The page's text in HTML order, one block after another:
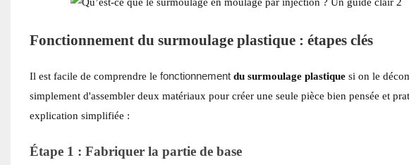
Fonctionnement du surmoulage plastique : étapes clés
Il est facile de comprendre le fonctionnement du surmoulage plastique si on le
simplement d'assembler deux matériaux pour créer une seule pièce bien pensée et
explication simplifiée :
Étape 1 : Fabriquer la partie de base